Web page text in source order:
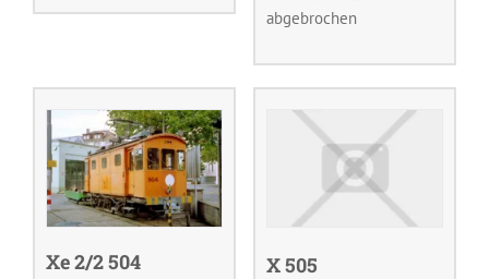
abgebrochen
Xe 2/2 504 X 505